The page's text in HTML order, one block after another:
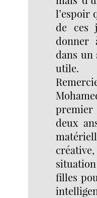
l’espoir
de ces
donner
dans un
utile.
deux
filles